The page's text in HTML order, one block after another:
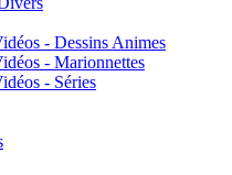
- Dessins Animes
- Marionnettes
- Séries